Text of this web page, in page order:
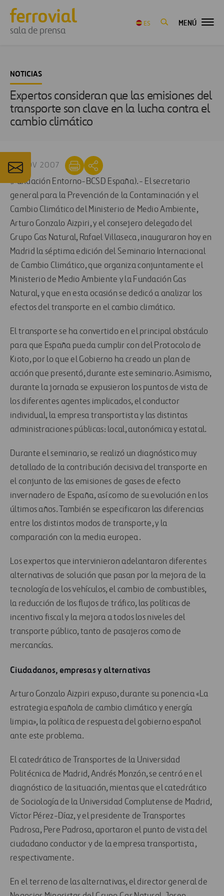
sala de prensa
ES MENÚ
NOTICIAS
Expertos consideran que las emisiones del
transporte son clave en la lucha contra el
cambio climático
28 NOV 2007
(Fundación Entorno-BCSD España).- El secretario
general para la Prevención de la Contaminación y el
Cambio Climático del Ministerio de Medio Ambiente,
Arturo Gonzalo Aizpiri, y el consejero delegado del
Grupo Gas Natural, Rafael Villaseca, inauguraron hoy en
Madrid la séptima edición del Seminario Internacional
de Cambio Climático, que organiza conjuntamente el
Ministerio de Medio Ambiente y la Fundación Gas
Natural, y que en esta ocasión se dedicó a analizar los
efectos del transporte en el cambio climático.
El transporte se ha convertido en el principal obstáculo
para que España pueda cumplir con del Protocolo de
Kioto, por lo que el Gobierno ha creado un plan de
acción que presentó, durante este seminario. Asimismo,
durante la jornada se expusieron los puntos de vista de
los diferentes agentes implicados, el conductor
individual, la empresa transportista y las distintas
administraciones públicas: local, autonómica y estatal.
Durante el seminario, se realizó un diagnóstico muy
detallado de la contribución decisiva del transporte en
el conjunto de las emisiones de gases de efecto
invernadero de España, así como de su evolución en los
últimos años. También se especificaron las diferencias
entre los distintos modos de transporte, y la
comparación con la media europea.
Los expertos que intervinieron adelantaron diferentes
alternativas de solución que pasan por la mejora de la
tecnología de los vehículos, el cambio de combustibles,
la reducción de los flujos de tráfico, las políticas de
incentivo fiscal y la mejora a todos los niveles del
transporte público, tanto de pasajeros como de
mercancías.
Ciudadanos, empresas y alternativas
Arturo Gonzalo Aizpiri expuso, durante su ponencia «La
estrategia española de cambio climático y energía
limpia», la política de respuesta del gobierno español
ante este problema.
El catedrático de Transportes de la Universidad
Politécnica de Madrid, Andrés Monzón, se centró en el
diagnóstico de la situación, mientas que el catedrático
de Sociología de la Universidad Complutense de Madrid,
Víctor Pérez-Díaz, y el presidente de Transportes
Padrosa, Pere Padrosa, aportaron el punto de vista del
ciudadano conductor y de la empresa transportista,
respectivamente.
En el terreno de las alternativas, el director general de